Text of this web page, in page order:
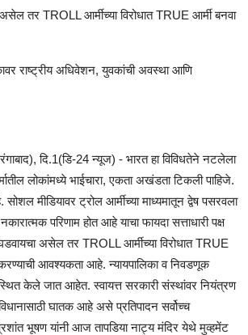
तर TROLL आर्मीच्या विरोधात TRUE आर्मी बनवा
राष्ट्रीय अधिवेशन, युवकांची अवस्था आणि
दि.1(डि-24 न्यूज) - भारत हा विविधतेने नटलेला
लोकांमध्ये भाईचारा, एकता अखंडता टिकली पाहिजे.
मीडियावर ट्रोल आर्मीच्या माध्यमातून द्वेष पसरवला
परिणाम होत आहे याचा फायदा सत्ताधारी पक्ष
असेल तर TROLL आर्मीच्या विरोधात TRUE
आवश्यकता आहे. न्यायपालिका व निवडणूक
केले जात आहेत. स्वायत्त सरकारी संस्थांवर नियंत्रण
घातक आहे असे प्रतिपादन सर्वोच्च
भूषण यांनी आज तापडिया नाट्य मंदिर येथे मुव्हमेंट